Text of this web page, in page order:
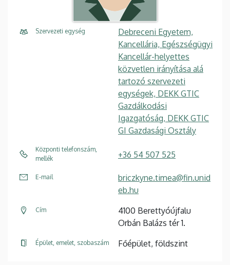
Szervezeti egység
Debreceni Egyetem,
Kancellária, Egészségügyi
Kancellár-helyettes
közvetlen irányítása alá
tartozó szervezeti
egységek, DEKK GTIC
Gazdálkodási
Igazgatóság, DEKK GTIC
GI Gazdasági Osztály
Központi telefonszám,
mellék
+36 54 507 525
E-mail
briczkyne.timea@fin.unid
eb.hu
Cím
4100 Berettyóújfalu
Orbán Balázs tér 1.
Épület, emelet, szobaszám Főépület, földszint